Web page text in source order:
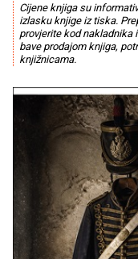
Cijene knjiga su
izlasku knjige iz tiska.
provjerite kod nakladnika
bave prodajom knjiga,
knjižnicama.